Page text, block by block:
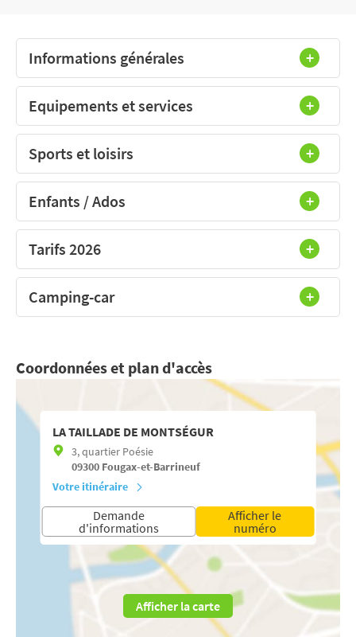
Informations générales
Equipements et services
Sports et loisirs
Enfants / Ados
Tarifs 2026
Camping-car
Coordonnées et plan d'accès
LA TAILLADE DE MONTSÉGUR
3, quartier Poésie
09300 Fougax-et-Barrineuf
Votre itinéraire
Demande
d'informations
Afficher le
numéro
Afficher la carte